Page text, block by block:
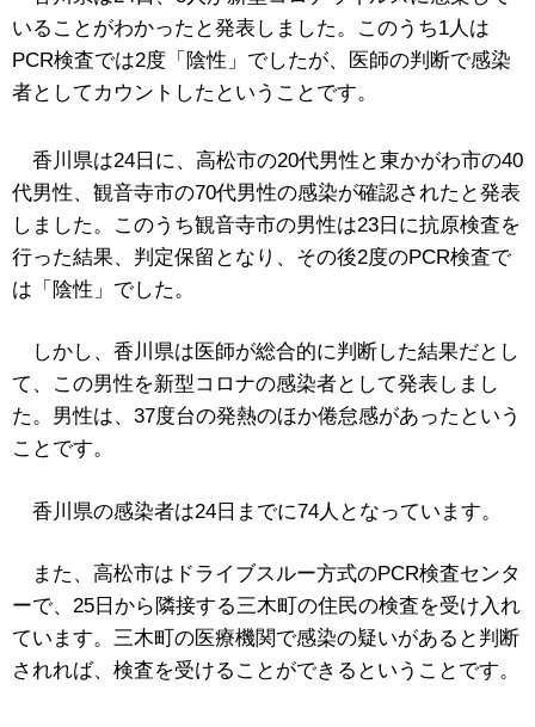
いることがわかったと発表しました。このうち1人は
PCR検査では2度「陰性」でしたが、医師の判断で感染
者としてカウントしたということです。
香川県は24日に、高松市の20代男性と東かがわ市の40
代男性、観音寺市の70代男性の感染が確認されたと発表
しました。このうち観音寺市の男性は23日に抗原検査を
行った結果、判定保留となり、その後2度のPCR検査で
は「陰性」でした。
しかし、香川県は医師が総合的に判断した結果だとし
て、この男性を新型コロナの感染者として発表しまし
た。男性は、37度台の発熱のほか倦怠感があったという
ことです。
香川県の感染者は24日までに74人となっています。
また、高松市はドライブスルー方式のPCR検査センタ
ーで、25日から隣接する三木町の住民の検査を受け入れ
ています。三木町の医療機関で感染の疑いがあると判断
されれば、検査を受けることができるということです。